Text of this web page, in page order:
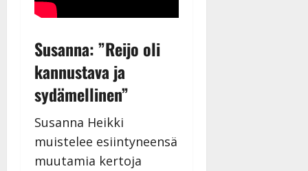
Susanna: ”Reijo oli
kannustava ja
sydämellinen”
Susanna Heikki
muistelee esiintyneensä
muutamia kertoja